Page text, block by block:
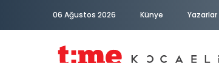
06 Ağustos 2026 Künye Yazarlar